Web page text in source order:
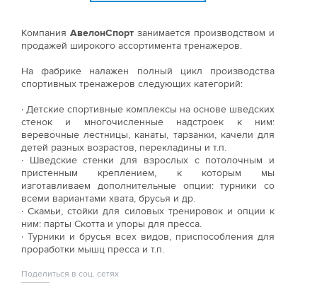
Компания АвелонСпорт занимается производством и
продажей широкого ассортимента тренажеров.
На фабрике налажен полный цикл производства
спортивных тренажеров следующих категорий:
· Детские спортивные комплексы на основе шведских
стенок и многочисленные надстроек к ним:
веревочные лестницы, канаты, тарзанки, качели для
детей разных возрастов, перекладины и т.п.
· Шведские стенки для взрослых с потолочным и
пристенным креплением, к которым мы
изготавливаем дополнительные опции: турники со
всеми вариантами хвата, брусья и др.
· Скамьи, стойки для силовых тренировок и опции к
ним: парты Скотта и упоры для пресса.
· Турники и брусья всех видов, приспособления для
проработки мышц пресса и т.п.
Поделиться в соц. сетях